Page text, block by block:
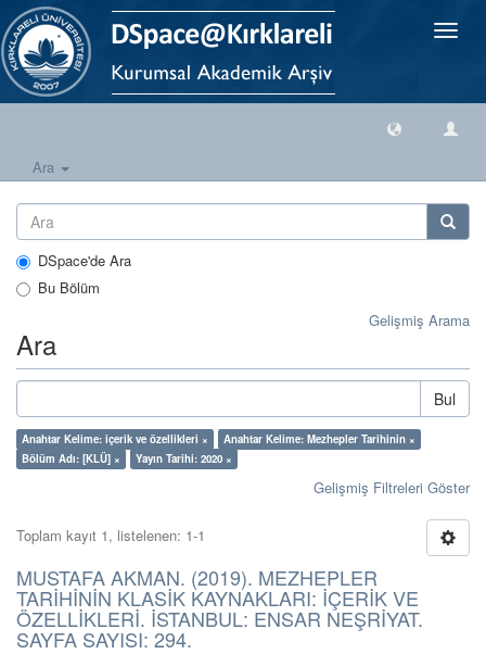
Geçiş
Ara
DSpace'de Ara
Bu Bölüm
Gelişmiş Arama
Ara
Bul
Anahtar Kelime: içerik ve özellikleri ×
Anahtar Kelime: Mezhepler Tarihinin ×
Bölüm Adı: [KLÜ] ×
Yayın Tarihi: 2020 ×
Gelişmiş Filtreleri Göster
Toplam kayıt 1, listelenen: 1-1
MUSTAFA AKMAN. (2019). MEZHEPLER
TARİHİNİN KLASİK KAYNAKLARI: İÇERİK VE
ÖZELLİKLERİ. İSTANBUL: ENSAR NEŞRİYAT.
SAYFA SAYISI: 294.